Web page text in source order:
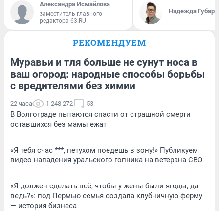
Александра Исмайлова
заместитель главного
редактора 63.RU
Надежда Губарь
РЕКОМЕНДУЕМ
Муравьи и тля больше не сунут носа в
ваш огород: народные способы борьбы
с вредителями без химии
22 часа 1 248 272 53
В Волгограде пытаются спасти от страшной смерти
оставшихся без мамы ежат
«Я тебя счас ***, петухом поедешь в зону!» Публикуем
видео нападения уральского гопника на ветерана СВО
«Я должен сделать всё, чтобы у жены были ягоды, да
ведь?»: под Пермью семья создала клубничную ферму
— история бизнеса